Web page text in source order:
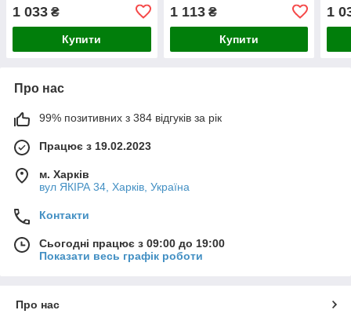
1 033 ₴
Купити
1 113₴
Купити
1
Про нас
99% позитивних з 384 відгуків за рік
Працює з 19.02.2023
м. Харків
вул ЯКІРА 34, Харків, Україна
Контакти
Сьогодні працює з 09:00 до 19:00
Показати весь графік роботи
Про нас